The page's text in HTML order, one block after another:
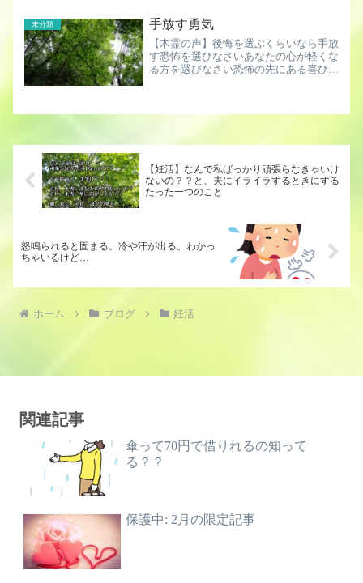
事代行って実際にどうなの？って話。使
ってみたのでリポートしま...
未分類 手放す勇気
【木霊の声】後悔を選ぶくらいなら手放
す恐怖を選びなさいあなたの心が軽くな
る方を選びなさい恐怖の先にある喜びに
【妊活】なんで私ばっかり頑張らなきゃいけ
ないの？？と、夫にイライラするときにする
たった一つのこと
怒鳴られると固まる。冷や汗が出る。わかっ
ちゃいるけど…
ホーム ブログ 妊活
関連記事
傘って70円で借りれるの知って
る？？
保護中: 2月の限定記事